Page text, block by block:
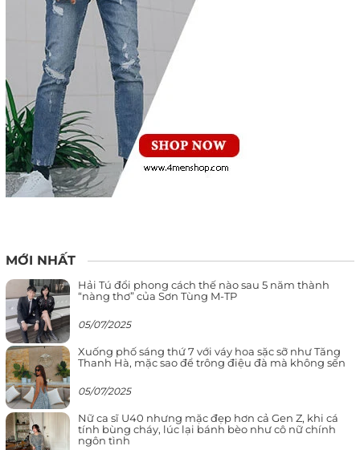
MỚI NHẤT
Hải Tú đổi phong cách thế nào sau 5 năm thành
“nàng thơ” của Sơn Tùng M-TP
05/07/2025
Xuống phố sáng thứ 7 với váy hoa sặc sỡ như Tăng
Thanh Hà, mặc sao để trông điệu đà mà không sến
05/07/2025
Nữ ca sĩ U40 nhưng mặc đẹp hơn cả Gen Z, khi cá
tính bùng cháy, lúc lại bánh bèo như cô nữ chính
ngôn tình